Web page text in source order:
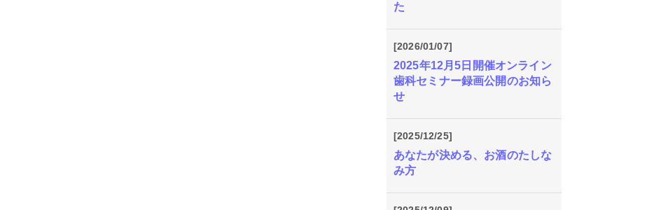
た
[2026/01/07]
2025年12月5日開催オンライン
歯科セミナー録画公開のお知ら
せ
[2025/12/25]
あなたが決める、お酒のたしな
み方